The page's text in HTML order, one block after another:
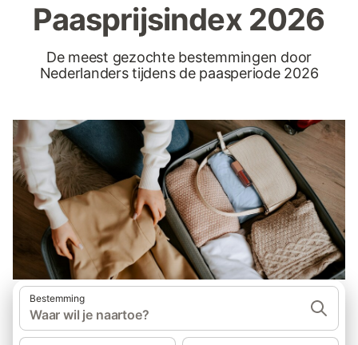
Paasprijsindex 2026
De meest gezochte bestemmingen door
Nederlanders tijdens de paasperiode 2026
Bestemming
Waar wil je naartoe?